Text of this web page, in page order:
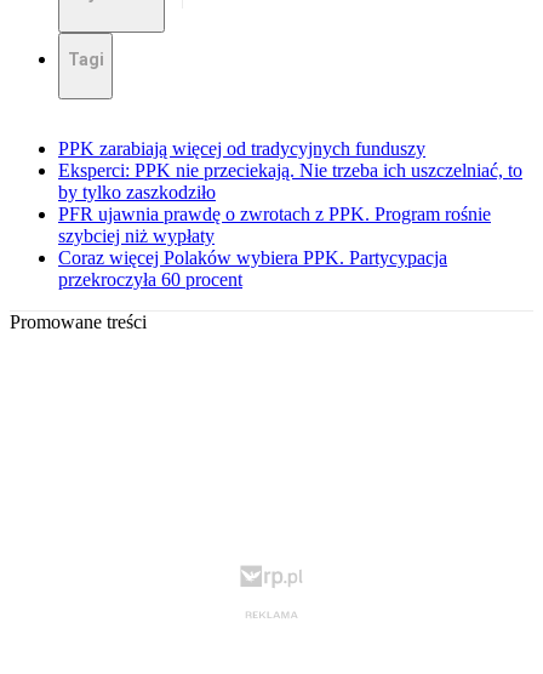
Tagi
PPK zarabiają więcej od tradycyjnych funduszy
Eksperci: PPK nie przeciekają. Nie trzeba ich uszczelniać, to
by tylko zaszkodziło
PFR ujawnia prawdę o zwrotach z PPK. Program rośnie
szybciej niż wypłaty
Coraz więcej Polaków wybiera PPK. Partycypacja
przekroczyła 60 procent
Promowane treści